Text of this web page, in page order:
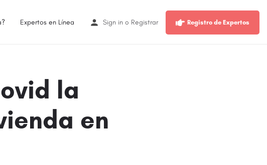
Expertos en Línea Sign in o Registrar Registro de Expertos
la
en